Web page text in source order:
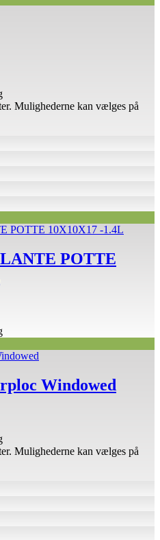
Mulighederne kan vælges på
POTTE
Windowed
Mulighederne kan vælges på